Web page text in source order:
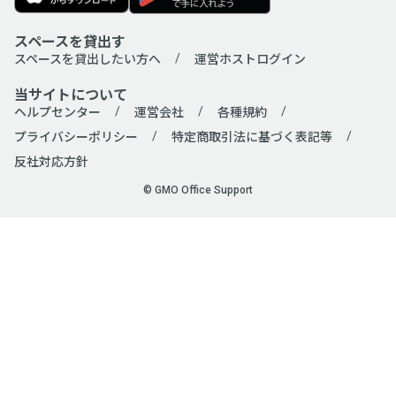
スペースを貸出す
スペースを貸出したい方へ 運営ホストログイン
当サイトについて
ヘルプセンター 運営会社
各種規約
プライバシーポリシー
特定商取引法に基づく表記等
反社対応方針
© GMO Office Support